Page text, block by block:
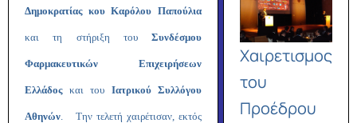
Δημοκρατίας κου Καρόλου Παπούλια
και τη στήριξη του Συνδέσμου
Φαρμακευτικών Επιχειρήσεων
Ελλάδοςκαι του Ιατρικού Συλλόγου
Αθηνών. Την τελετή χαιρέτισαν, εκτός
Χαιρετισμος
του
Προέδρου